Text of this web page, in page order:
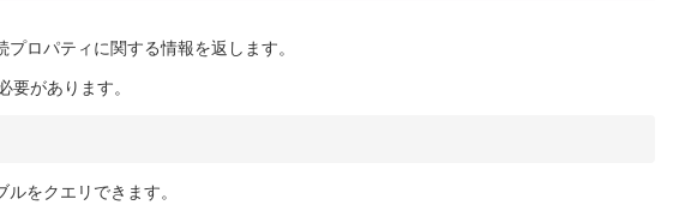
ロパティに関する情報を返します。
があります。
をクエリできます。